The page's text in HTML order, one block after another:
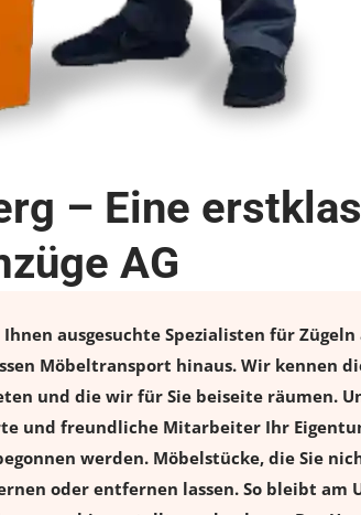
– Eine
AG
ausgesuchte Spezialisten für
Möbeltransport hinaus. Wir kennen
und die wir für Sie beiseite räumen.
und freundliche Mitarbeiter Ihr
werden. Möbelstücke, die Sie
oder entfernen lassen. So bleibt am